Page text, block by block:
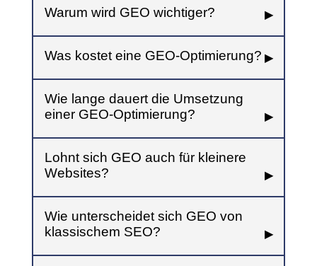
Warum wird GEO wichtiger?
Was kostet eine GEO-Optimierung?
Wie lange dauert die Umsetzung
einer GEO-Optimierung?
Lohnt sich GEO auch für kleinere
Websites?
Wie unterscheidet sich GEO von
klassischem SEO?